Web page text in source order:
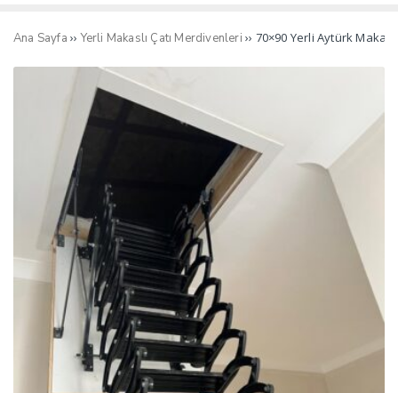
Ana Sayfa ››Yerli Makaslı Çatı Merdivenleri ›› 70×90 Yerli Aytürk